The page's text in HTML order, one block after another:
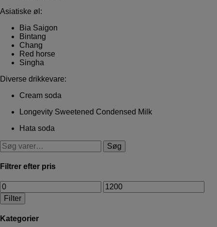
Asiatiske øl:
Bia Saigon
Bintang
Chang
Red horse
Singha
Diverse drikkevare:
Cream soda
Longevity Sweetened Condensed Milk
Hata soda
Søg
Filtrer efter pris
Filter
Kategorier